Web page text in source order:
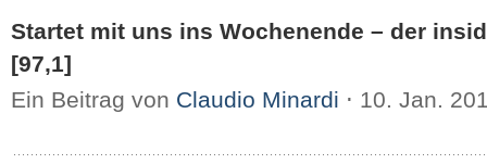
Startet mit uns ins Wochenende – der
[97,1]
Ein Beitrag von Claudio Minardi ⋅ 10. Jan.